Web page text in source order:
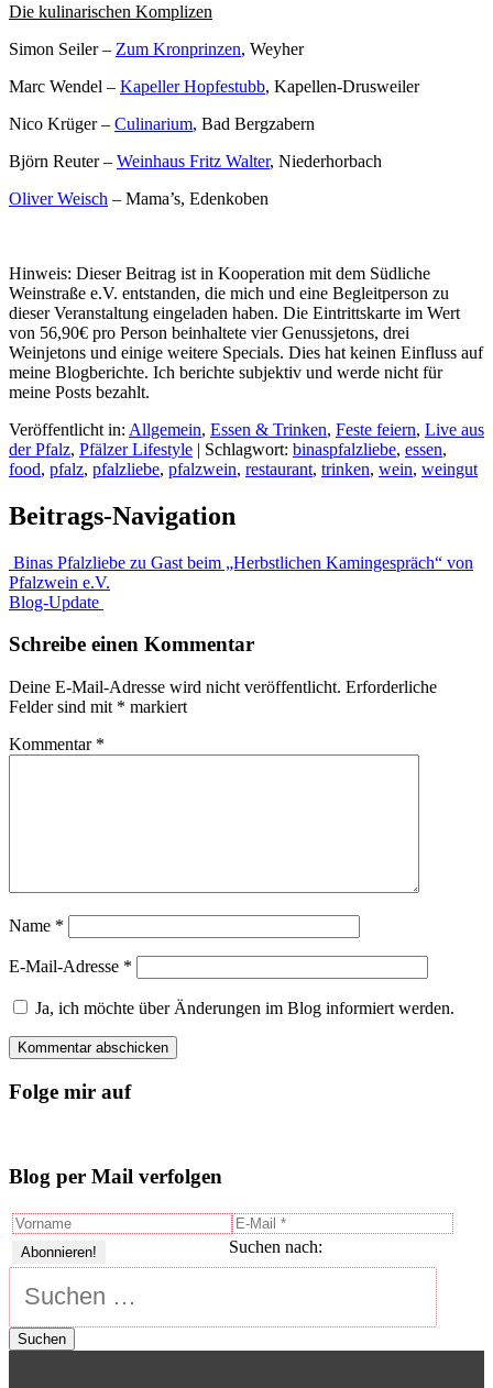
Die kulinarischen Komplizen
Simon Seiler – Zum Kronprinzen, Weyher
Marc Wendel – Kapeller Hopfestubb, Kapellen-Drusweiler
Nico Krüger – Culinarium, Bad Bergzabern
Björn Reuter – Weinhaus Fritz Walter, Niederhorbach
Oliver Weisch – Mama’s, Edenkoben
Hinweis: Dieser Beitrag ist in Kooperation mit dem Südliche
Weinstraße e.V. entstanden, die mich und eine Begleitperson zu
dieser Veranstaltung eingeladen haben. Die Eintrittskarte im Wert
von 56,90€ pro Person beinhaltete vier Genussjetons, drei
Weinjetons und einige weitere Specials. Dies hat keinen Einfluss auf
meine Blogberichte. Ich berichte subjektiv und werde nicht für
meine Posts bezahlt.
Veröffentlicht in: Allgemein, Essen & Trinken, Feste feiern, Live aus
der Pfalz, Pfälzer Lifestyle | Schlagwort: binaspfalzliebe, essen,
food, pfalz, pfalzliebe, pfalzwein, restaurant, trinken, wein, weingut
Beitrags-Navigation
Binas Pfalzliebe zu Gast beim „Herbstlichen Kamingespräch“ von
Pfalzwein e.V.
Blog-Update
Schreibe einen Kommentar
Deine E-Mail-Adresse wird nicht veröffentlicht. Erforderliche
Felder sind mit * markiert
Kommentar *
Name *
E-Mail-Adresse *
Ja, ich möchte über Änderungen im Blog informiert werden.
Folge mir auf
Blog per Mail verfolgen
Suchen nach: